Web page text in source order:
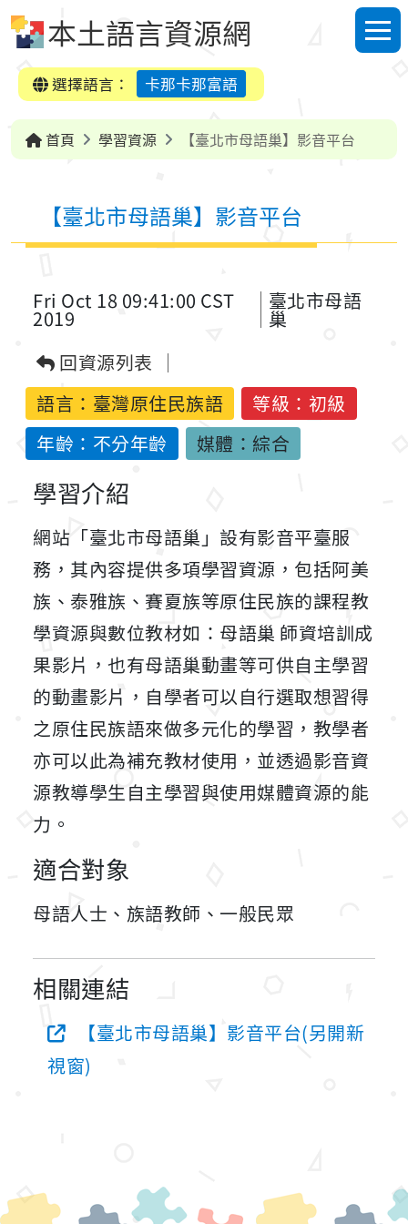
本土語言資源網
選單
選擇語言：
卡那卡那富語
首頁 學習資源 【臺北市母語巢】影音平台
【臺北市母語巢】影音平台
Fri Oct 18 09:41:00 CST
2019
臺北市母語
巢
回資源列表
語言： 臺灣原住民族語
等級：初級
年齡：不分年齡
媒體：綜合
學習介紹
網站「臺北市母語巢」設有影音平臺服
務，其內容提供多項學習資源，包括阿美
族、泰雅族、賽夏族等原住民族的課程教
學資源與數位教材如：母語巢 師資培訓成
果影片，也有母語巢動畫等可供自主學習
的動畫影片，自學者可以自行選取想習得
之原住民族語來做多元化的學習，教學者
亦可以此為補充教材使用，並透過影音資
源教導學生自主學習與使用媒體資源的能
力。
適合對象
母語人士、族語教師、一般民眾
相關連結
【臺北市母語巢】影音平台(另開新
視窗)